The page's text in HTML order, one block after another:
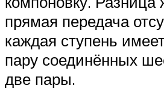
прямая передача
каждая ступень
пару соединённых
две пары.